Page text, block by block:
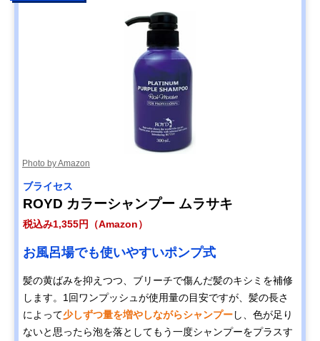
Photo by Amazon
ブライセス
ROYD カラーシャンプー ムラサキ
税込み1,355円（Amazon）
お風呂場でも使いやすいポンプ式
髪の黄ばみを抑えつつ、ブリーチで傷んだ髪のキシミを補修
します。1回ワンプッシュが使用量の目安ですが、髪の長さ
によって少しずつ量を増やしながらシャンプーし、色が足り
ないと思ったら泡を落としてもう一度シャンプーをプラスす